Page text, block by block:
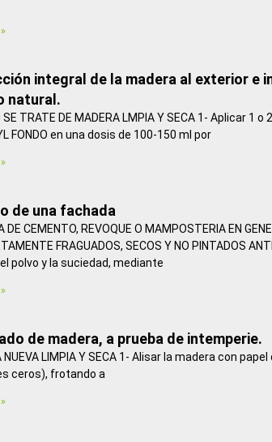
integral de la madera al exterior e
natural.
SE TRATE DE MADERA LMPIA Y SECA 1- Aplicar 1
FONDO en una dosis de 100-150 ml por
de una fachada
DE CEMENTO, REVOQUE O MAMPOSTERIA EN
FRAGUADOS, SECOS Y NO PINTADOS
polvo y la suciedad, mediante
de madera, a prueba de intemperie.
NUEVA LIMPIA Y SECA 1- Alisar la madera con
ceros), frotando a